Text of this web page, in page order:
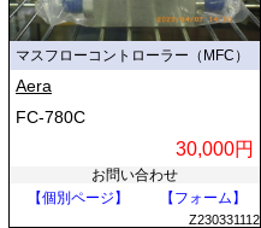
マスフローコントローラー（MFC）
Aera
FC-780C
30,000円
お問い合わせ
【個別ページ】
【フォーム】
Z230331112